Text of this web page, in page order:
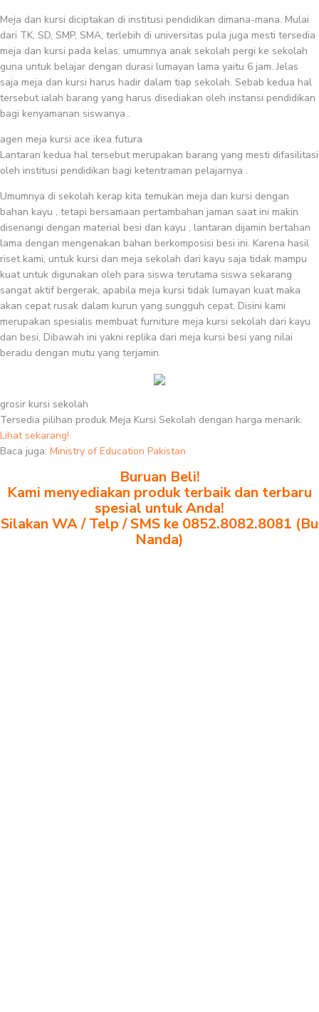
Meja dan kursi diciptakan di institusi pendidikan dimana-mana. Mulai
dari TK, SD, SMP, SMA, terlebih di universitas pula juga mesti tersedia
meja dan kursi pada kelas. umumnya anak sekolah pergi ke sekolah
guna untuk belajar dengan durasi lumayan lama yaitu 6 jam. Jelas
saja meja dan kursi harus hadir dalam tiap sekolah. Sebab kedua hal
tersebut ialah barang yang harus disediakan oleh instansi pendidikan
bagi kenyamanan siswanya .
agen meja kursi ace ikea futura
Lantaran kedua hal tersebut merupakan barang yang mesti difasilitasi
oleh institusi pendidikan bagi ketentraman pelajarnya .
Umumnya di sekolah kerap kita temukan meja dan kursi dengan
bahan kayu , tetapi bersamaan pertambahan jaman saat ini makin
disenangi dengan material besi dan kayu , lantaran dijamin bertahan
lama dengan mengenakan bahan berkomposisi besi ini. Karena hasil
riset kami, untuk kursi dan meja sekolah dari kayu saja tidak mampu
kuat untuk digunakan oleh para siswa terutama siswa sekarang
sangat aktif bergerak, apabila meja kursi tidak lumayan kuat maka
akan cepat rusak dalam kurun yang sungguh cepat. Disini kami
merupakan spesialis membuat furniture meja kursi sekolah dari kayu
dan besi, Dibawah ini yakni replika dari meja kursi besi yang nilai
beradu dengan mutu yang terjamin.
grosir kursi sekolah
Tersedia pilihan produk Meja Kursi Sekolah dengan harga menarik.
Lihat sekarang!
Baca juga: Ministry of Education Pakistan
Buruan Beli!
Kami menyediakan produk terbaik dan terbaru
spesial untuk Anda!
Silakan WA / Telp / SMS ke 0852.8082.8081 (Bu
Nanda)